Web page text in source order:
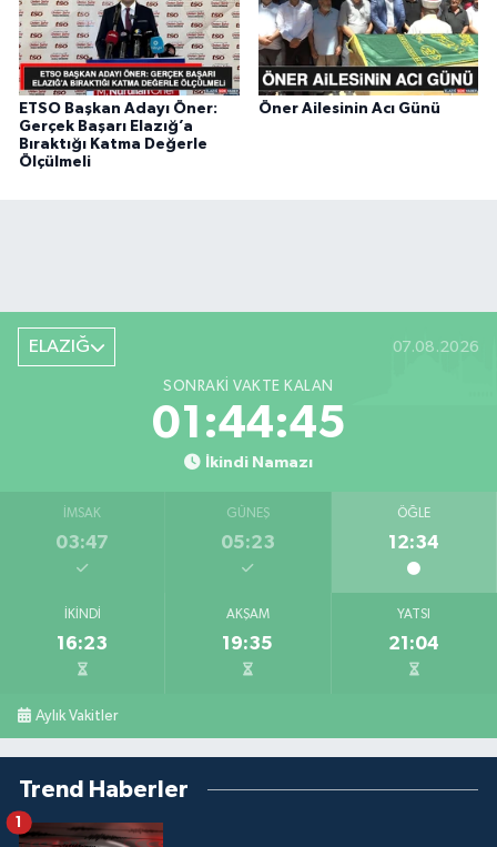
ETSO Başkan Adayı Öner:
Gerçek Başarı Elazığ’a
Bıraktığı Katma Değerle
Ölçülmeli
Öner Ailesinin Acı Günü
ELAZIĞ 07.08.2026
SONRAKI VAKTE KALAN
01:44:44
İkindi Namazı
İMSAK
03:47
GÜNEŞ
05:23
ÖĞLE
12:34
İKINDI
16:23
AKŞAM
19:35
YATSI
21:04
Aylık Vakitler
Trend Haberler
1